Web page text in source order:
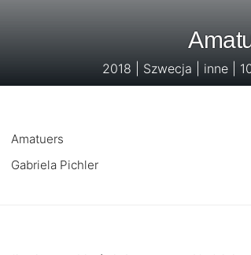
2018 | Szwecja | inne |
Amatuers
Gabriela Pichler